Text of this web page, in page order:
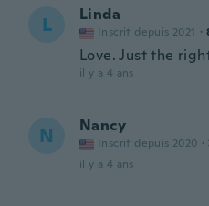
L Linda
Inscrit depuis 2021 ·
Love. Just the
il y a 4 ans
N Nancy
Inscrit depuis 2020 ·
il y a 4 ans